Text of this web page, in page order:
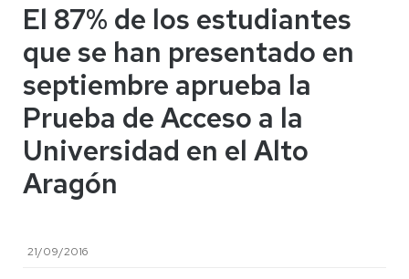
El 87% de los estudiantes
que se han presentado en
septiembre aprueba la
Prueba de Acceso a la
Universidad en el Alto
Aragón
21/09/2016